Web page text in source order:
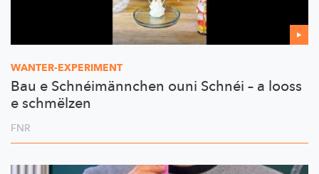
WANTER-EXPERIMENT
Bau e Schnéimännchen ouni Schnéi – a looss
e schmëlzen
FNR